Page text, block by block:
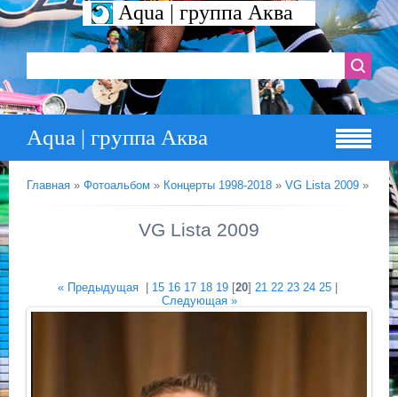
Aqua | группа Аква
Aqua | группа Аква
Главная » Фотоальбом » Концерты 1998-2018 » VG Lista 2009 »
VG Lista 2009
« Предыдущая| 15 16 17 18 19[20] 21 22 23 24 25|
Следующая »